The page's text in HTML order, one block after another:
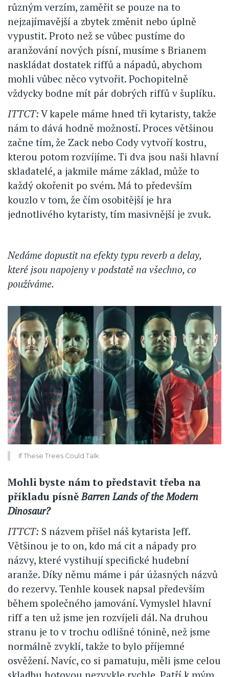
různým verzím, zaměřit se pouze na to
nejzajímavější a zbytek změnit nebo úplně
vypustit. Proto než se vůbec pustíme do
aranžování nových písní, musíme s Brianem
naskládat dostatek riffů a nápadů, abychom
mohli vůbec něco vytvořit. Pochopitelně
vždycky bodne mít pár dobrých riffů v šuplíku.
ITTCT: V kapele máme hned tři kytaristy, takže
nám to dává hodně možností. Proces většinou
začne tím, že Zack nebo Cody vytvoří kostru,
kterou potom rozvíjíme. Ti dva jsou naši hlavní
skladatelé, a jakmile máme základ, může to
každý okořenit po svém. Má to především
kouzlo v tom, že čím osobitější je hra
jednotlivého kytaristy, tím masivnější je zvuk.
Nedáme dopustit na efekty typu reverb a delay,
které jsou napojeny v podstatě na všechno, co
používáme.
If These Trees Could Talk
Mohli byste nám to představit třeba na
příkladu písněBarren Lands of the Modern
Dinosaur?
ITTCT: S názvem přišel náš kytarista Jeff.
Většinou je to on, kdo má cit a nápady pro
názvy, které vystihují specifické hudební
aranže. Díky němu máme i pár úžasných názvů
do rezervy. Tenhle kousek napsal především
během společného jamování. Vymyslel hlavní
riff a ten už jsme jen rozvíjeli dál. Na druhou
stranu je to v trochu odlišné tónině, než jsme
normálně zvyklí, takže to bylo příjemné
osvěžení. Navíc, co si pamatuju, měli jsme celou